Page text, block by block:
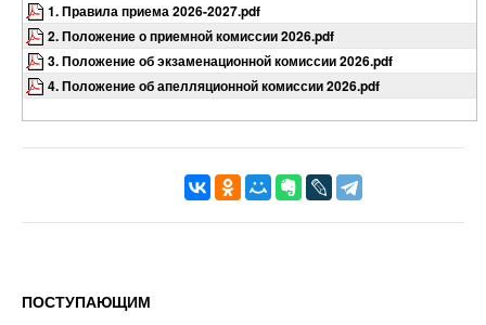
1. Правила приема 2026-2027.pdf
2. Положение о приемной комиссии 2026.pdf
3. Положение об экзаменационной комиссии 2026.pdf
4. Положение об апелляционной комиссии 2026.pdf
ПОСТУПАЮЩИМ